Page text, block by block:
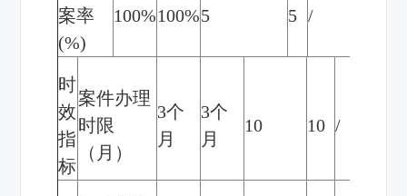
案率
(%)
100%100%5 5 /
时
效
指
标
案件办理
时限
（月）
3个
月
3个
月
10 10 /